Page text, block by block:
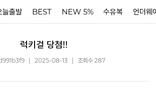
늘출발 BEST NEW 5% 수유복 언더웨
럭키걸 당첨!!
2025-08-13 조회수 287